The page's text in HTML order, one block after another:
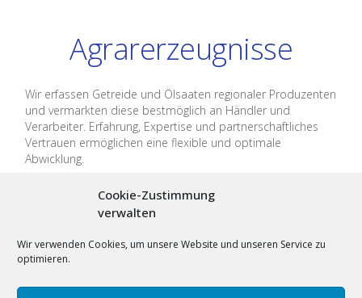
Cookie-Zustimmung
verwalten
Wir verwenden Cookies, um unsere Website und unseren Service zu
optimieren.
Agrarerzeugnisse
Wir erfassen Getreide und Ölsaaten regionaler Produzenten
und vermarkten diese bestmöglich an Händler und
Verarbeiter. Erfahrung, Expertise und partnerschaftliches
Vertrauen ermöglichen eine flexible und optimale
Abwicklung.